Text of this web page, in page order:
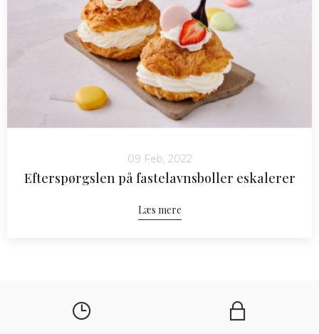
09 Feb, 2022
Efterspørgslen på fastelavnsboller eskalerer
Læs mere